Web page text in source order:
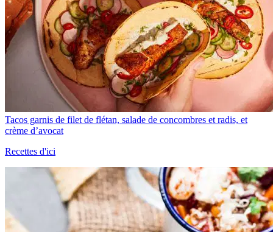
Tacos garnis de filet de flétan, salade de concombres et radis, et
crème d’avocat
Recettes d'ici